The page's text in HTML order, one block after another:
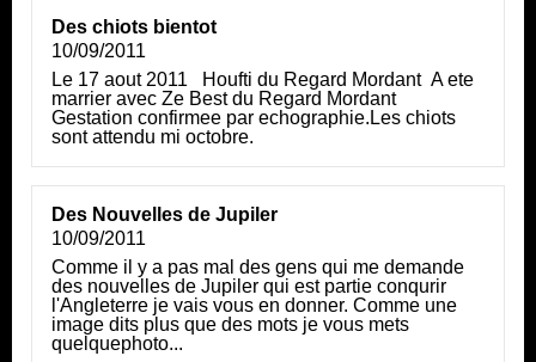
Des chiots bientot
10/09/2011
Le 17 aout 2011 Houfti du Regard Mordant A ete
marrier avec Ze Best du Regard Mordant
Gestation confirmee par echographie.Les chiots
sont attendu mi octobre.
Des Nouvelles de Jupiler
10/09/2011
Comme il y a pas mal des gens qui me demande
des nouvelles de Jupiler qui est partie conqurir
l'Angleterre je vais vous en donner. Comme une
image dits plus que des mots je vous mets
quelquephoto...